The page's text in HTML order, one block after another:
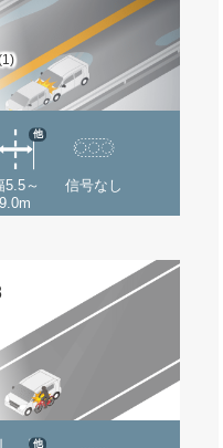
5.5～
9.0m
他
信号なし
他